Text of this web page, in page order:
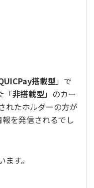
搭載型」で
「非搭載型」のカー
れたホルダーの方が
を発信されるでし
す。